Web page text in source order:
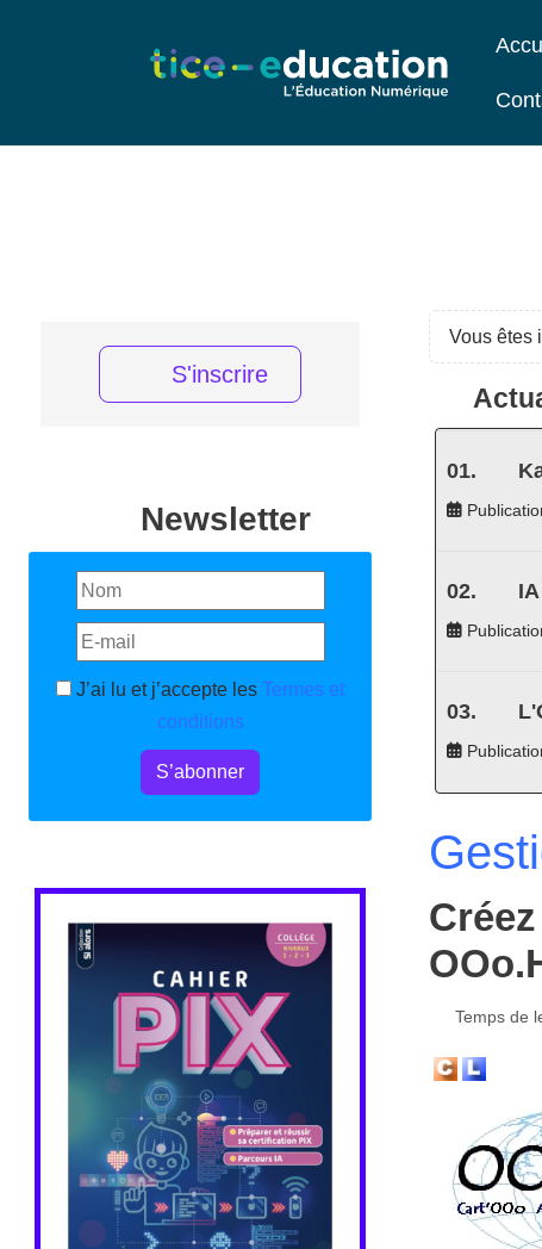
S'inscrire
Newsletter
J’ai lu et j’accepte les Termes et
conditions
S’abonner
Vous êtes
Temps de